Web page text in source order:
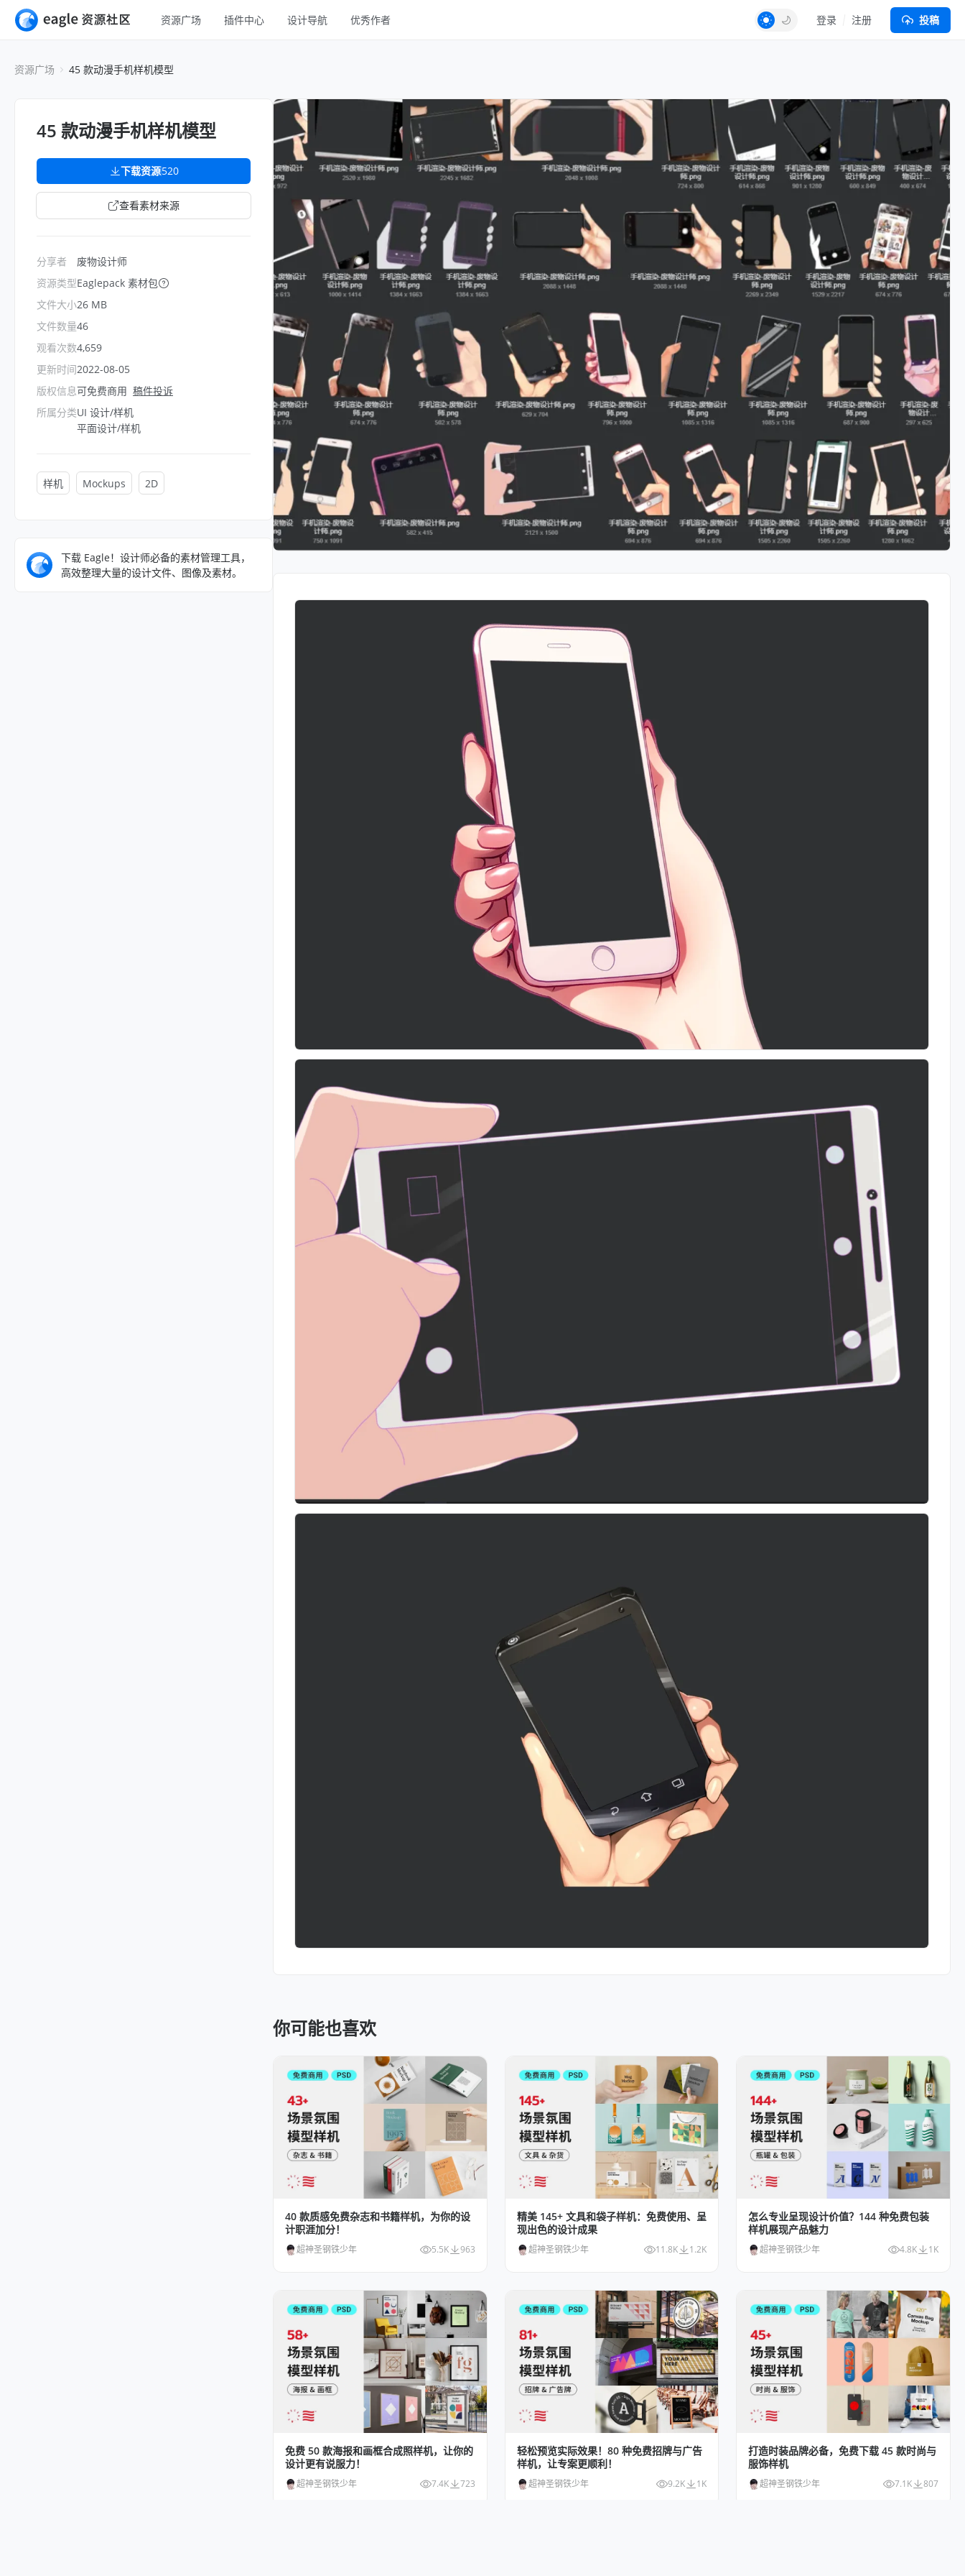
资源广场
插画设计
室内设计
网页 UI
交互动效
网页插画
字体
其他
插件中心 设计导航 优秀作者 登录 注册 投稿
资源广场 45 款动漫手机样机模型
45 款动漫手机样机模型
下载资源520
查看素材来源
分享者
资源类型
文件大小
文件数量
观看次数
更新时间
版权信息
所属分类
废物设计师
Eaglepack 素材包
26 MB
46
4,659
2022-08-05
可免费商用 稿件投诉
UI 设计/样机
平面设计/样机
样机 Mockups 2D
下载 Eagle！设计师必备的素材管理工具，
高效整理大量的设计文件、图像及素材。
你可能也喜欢
40 款质感免费杂志和书籍样机，为你的设
计职涯加分！
超神圣钢铁少年 5.5K 963
精美 145+ 文具和袋子样机：免费使用、呈
现出色的设计成果
超神圣钢铁少年 11.8K 1.2K
怎么专业呈现设计价值？144 种免费包装
样机展现产品魅力
超神圣钢铁少年 4.8K 1K
免费 50 款海报和画框合成照样机，让你的
设计更有说服力！
超神圣钢铁少年 7.4K 723
轻松预览实际效果！80 种免费招牌与广告
样机，让专案更顺利！
超神圣钢铁少年 9.2K 1K
打造时装品牌必备，免费下载 45 款时尚与
服饰样机
超神圣钢铁少年 7.1K 807